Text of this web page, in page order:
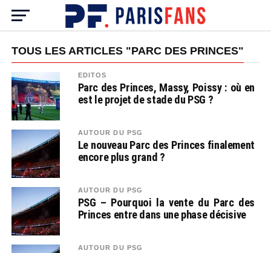
TOUS LES ARTICLES "PARC DES PRINCES"
EDITOS
Parc des Princes, Massy, Poissy : où en
est le projet de stade du PSG ?
AUTOUR DU PSG
Le nouveau Parc des Princes finalement
encore plus grand ?
AUTOUR DU PSG
PSG – Pourquoi la vente du Parc des
Princes entre dans une phase décisive
AUTOUR DU PSG